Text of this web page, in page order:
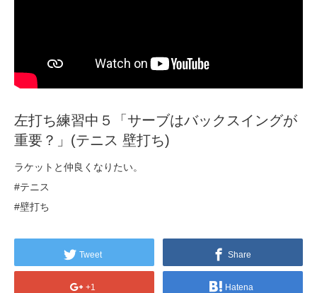
左打ち練習中５「サーブはバックスイングが
重要？」(テニス 壁打ち)
ラケットと仲良くなりたい。
#テニス
#壁打ち
Tweet Share
+1 Hatena